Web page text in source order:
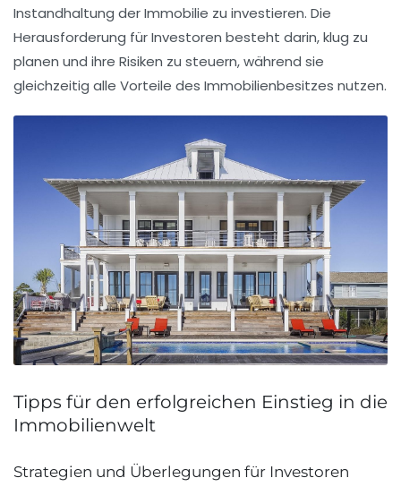
Instandhaltung der Immobilie zu investieren. Die
Herausforderung für Investoren besteht darin, klug zu
planen und ihre Risiken zu steuern, während sie
gleichzeitig alle Vorteile des Immobilienbesitzes nutzen.
Tipps für den erfolgreichen Einstieg in die
Immobilienwelt
Strategien und Überlegungen für Investoren